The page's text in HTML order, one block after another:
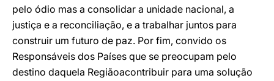
pelo ódio mas a consolidar a unidade nacional, a
justiça e a reconciliação, e a trabalhar juntos para
construir um futuro de paz. Por fim, convido os
Responsáveis dos Países que se preocupam pelo
destino daquela Regiãoacontribuir para uma solução